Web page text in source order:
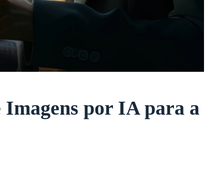
Imagens por IA para a